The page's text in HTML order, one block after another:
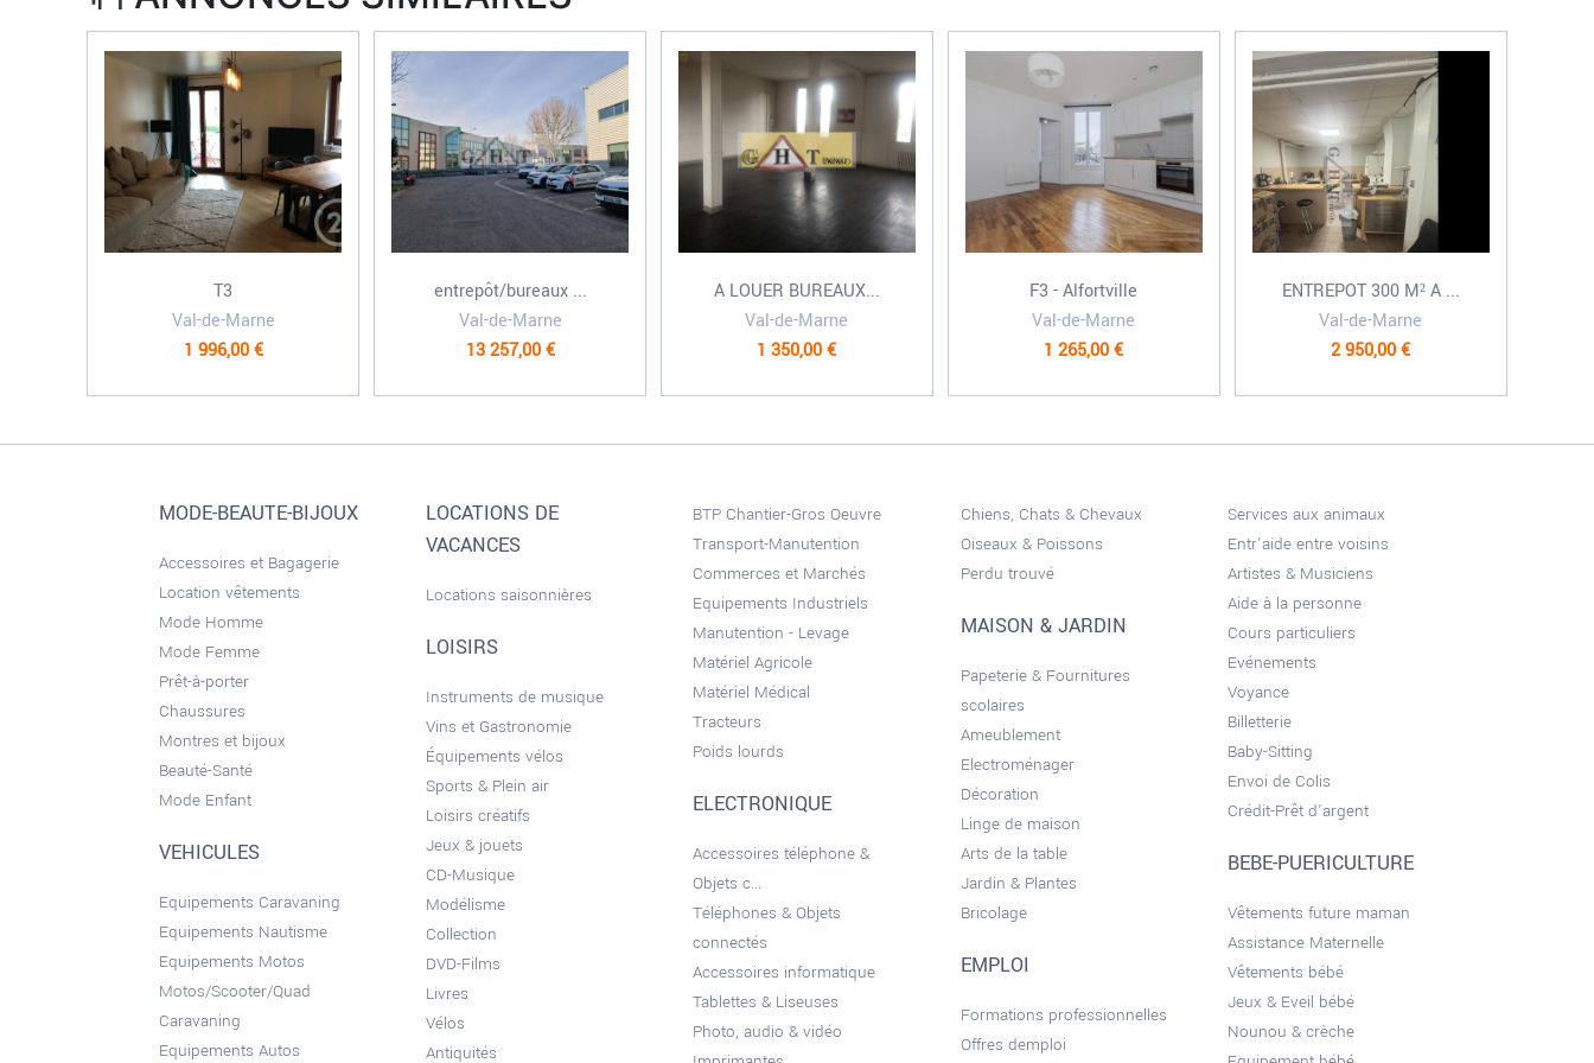
T3
Val-de-Marne
1 996,00 €
entrepôt/bureaux ...
Val-de-Marne
13 257,00 €
A LOUER BUREAUX...
Val-de-Marne
1 350,00 €
F3 - Alfortville
Val-de-Marne
1 265,00 €
ENTREPOT 300 M² A ...
Val-de-Marne
2 950,00 €
MODE-BEAUTE-BIJOUX
Accessoires et Bagagerie
Location vêtements
Mode Homme
Mode Femme
Prêt-à-porter
Chaussures
Montres et bijoux
Beauté-Santé
Mode Enfant
VEHICULES
Equipements Caravaning
Equipements Nautisme
Equipements Motos
Motos/Scooter/Quad
Caravaning
Equipements Autos
LOCATIONS DE
VACANCES
Locations saisonnières
LOISIRS
Instruments de musique
Vins et Gastronomie
Équipements vélos
Sports & Plein air
Loisirs créatifs
Jeux & jouets
CD-Musique
Modélisme
Collection
DVD-Films
Livres
Vélos
Antiquités
BTP Chantier-Gros Oeuvre
Transport-Manutention
Commerces et Marchés
Equipements Industriels
Manutention - Levage
Matériel Agricole
Matériel Médical
Tracteurs
Poids lourds
ELECTRONIQUE
Accessoires téléphone &
Objets c...
Téléphones & Objets
connectés
Accessoires informatique
Tablettes & Liseuses
Photo, audio & vidéo
Chiens, Chats & Chevaux
Oiseaux & Poissons
Perdu trouvé
MAISON & JARDIN
Papeterie & Fournitures
scolaires
Ameublement
Electroménager
Décoration
Linge de maison
Arts de la table
Jardin & Plantes
Bricolage
EMPLOI
Formations professionnelles
Offres demploi
Services aux animaux
Entr'aide entre voisins
Artistes & Musiciens
Aide à la personne
Cours particuliers
Evénements
Voyance
Billetterie
Baby-Sitting
Envoi de Colis
Crédit-Prêt d'argent
BEBE-PUERICULTURE
Vêtements future maman
Assistance Maternelle
Vêtements bébé
Jeux & Eveil bébé
Nounou & crèche